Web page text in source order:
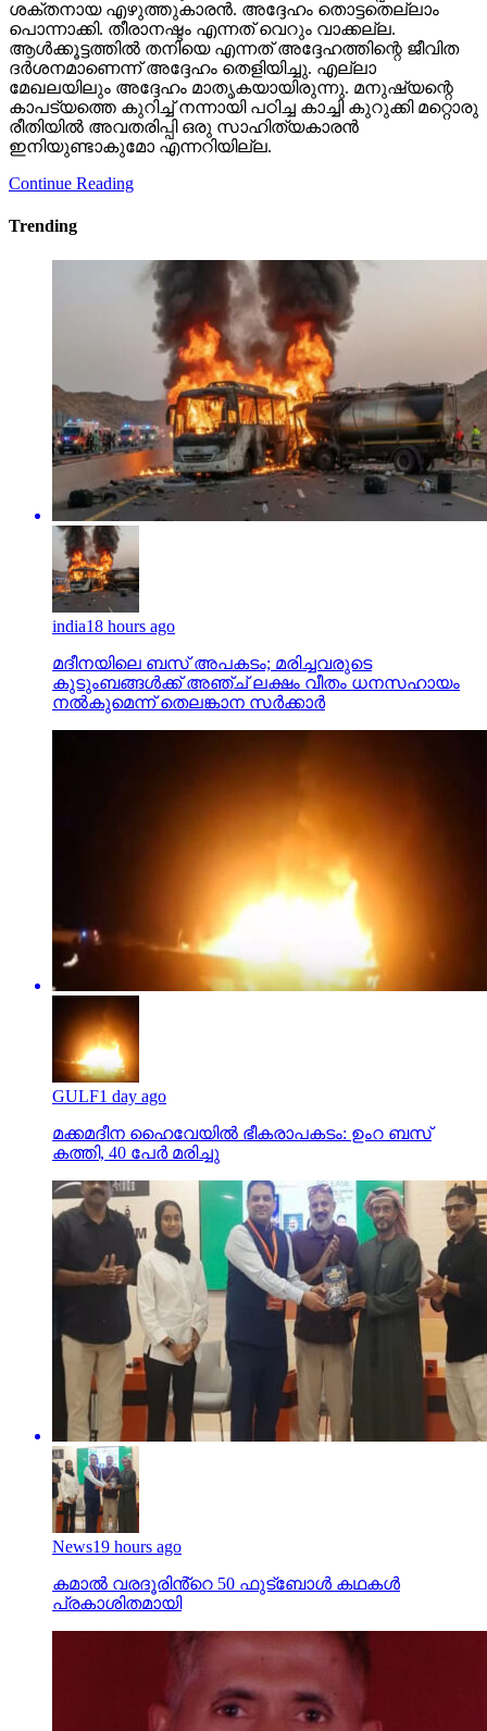
മേഖലയിലും അദ്ദേഹം മാതൃകയായിരുന്നു. മനുഷ്യന്റെ
കാപട്യത്തെ കുറിച്ച് നന്നായി പഠിച്ച കാച്ചി കുറുക്കി മറ്റൊരു
രീതിയില്‍ അവതരിപ്പി ഒരു സാഹിത്യകാരന്‍
ഇനിയുണ്ടാകുമോ എന്നറിയില്ല.
Continue Reading
Trending
india18 hours ago
മദീനയിലെ ബസ് അപകടം; മരിച്ചവരുടെ
കുടുംബങ്ങള്‍ക്ക് അഞ്ച് ലക്ഷം വീതം ധനസഹായം
നല്‍കുമെന്ന് തെലങ്കാന സര്‍ക്കാര്‍
GULF1 day ago
മക്കമദീന ഹൈവേയില്‍ ഭീകരാപകടം: ഉംറ ബസ്
കത്തി, 40 പേര്‍ മരിച്ചു
News19 hours ago
കമാൽ വരദൂരിൻ്റെ 50 ഫുട്ബോൾ കഥകൾ
പ്രകാശിതമായി